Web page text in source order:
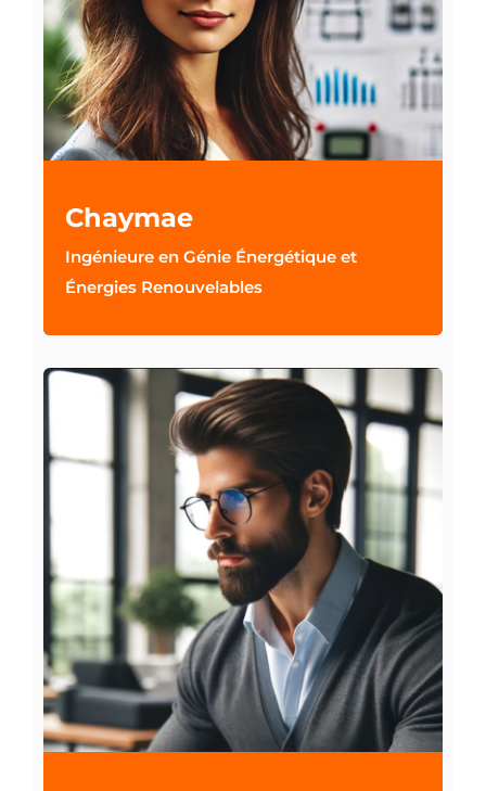
Chaymae
Ingénieure en Génie Énergétique et
Énergies Renouvelables